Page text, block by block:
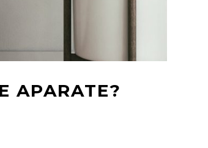
APARATE?